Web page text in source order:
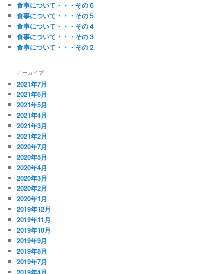
食事について・・・その６
食事について・・・その５
食事について・・・その４
食事について・・・その３
食事について・・・その２
アーカイブ
2021年7月
2021年6月
2021年5月
2021年4月
2021年3月
2021年2月
2020年7月
2020年5月
2020年4月
2020年3月
2020年2月
2020年1月
2019年12月
2019年11月
2019年10月
2019年9月
2019年8月
2019年7月
2019年4月